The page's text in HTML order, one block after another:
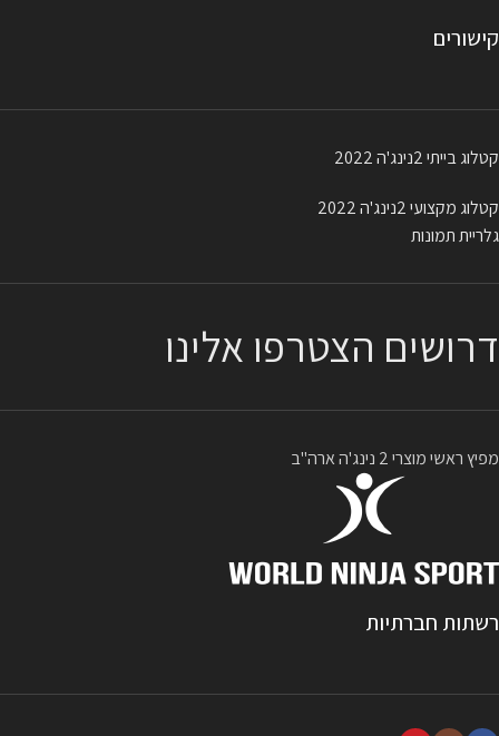
קישורים
קטלוג בייתי 2נינג'ה 2022
קטלוג מקצועי 2נינג'ה 2022
גלריית תמונות
דרושים הצטרפו אלינו
מפיץ ראשי מוצרי 2 נינג'ה ארה"ב
רשתות חברתיות